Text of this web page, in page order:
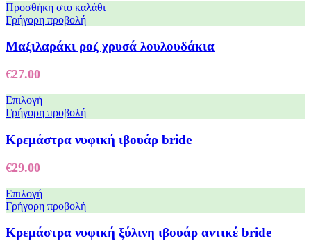
Προσθήκη στο καλάθι
Γρήγορη προβολή
Μαξιλαράκι ροζ χρυσά λουλουδάκια
€27.00
Επιλογή
Γρήγορη προβολή
Κρεμάστρα νυφική ιβουάρ bride
€29.00
Επιλογή
Γρήγορη προβολή
Κρεμάστρα νυφική ξύλινη ιβουάρ αντικέ bride